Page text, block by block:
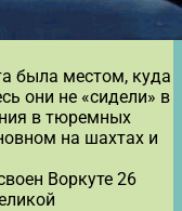
была местом, куда
они не «сидели» в
в тюремных
на шахтах и
Воркуте 26